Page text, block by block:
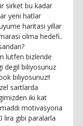
sirket bu kadar
yeni hatlar
haritasi yillar
olma hedefi..
lutfen bizleride
degil biliyosunuz
biliyosunuz!!
sartlarda
iki kat
motivasyona
lira gibi paralarla